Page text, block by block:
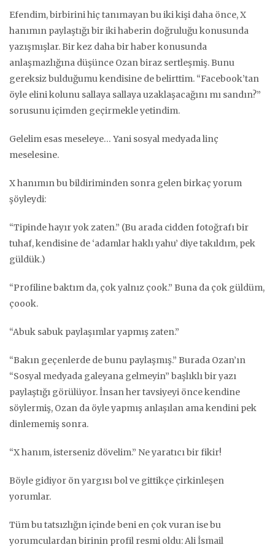
Efendim, birbirini hiç tanımayan bu iki kişi daha önce, X
hanımın paylaştığı bir iki haberin doğruluğu konusunda
yazışmışlar. Bir kez daha bir haber konusunda
anlaşmazlığına düşünce Ozan biraz sertleşmiş. Bunu
gereksiz bulduğumu kendisine de belirttim. “Facebook’tan
öyle elini kolunu sallaya sallaya uzaklaşacağını mı sandın?”
sorusunu içimden geçirmekle yetindim.
Gelelim esas meseleye… Yani sosyal medyada linç
meselesine.
X hanımın bu bildiriminden sonra gelen birkaç yorum
şöyleydi:
“Tipinde hayır yok zaten.” (Bu arada cidden fotoğrafı bir
tuhaf, kendisine de ‘adamlar haklı yahu’ diye takıldım, pek
güldük.)
“Profiline baktım da, çok yalnız çook.” Buna da çok güldüm,
çoook.
“Abuk sabuk paylaşımlar yapmış zaten.”
“Bakın geçenlerde de bunu paylaşmış.” Burada Ozan’ın
“Sosyal medyada galeyana gelmeyin” başlıklı bir yazı
paylaştığı görülüyor. İnsan her tavsiyeyi önce kendine
söylermiş, Ozan da öyle yapmış anlaşılan ama kendini pek
dinlememiş sonra.
“X hanım, isterseniz dövelim.” Ne yaratıcı bir fikir!
Böyle gidiyor ön yargısı bol ve gittikçe çirkinleşen
yorumlar.
Tüm bu tatsızlığın içinde beni en çok vuran ise bu
yorumculardan birinin profil resmi oldu: Ali İsmail